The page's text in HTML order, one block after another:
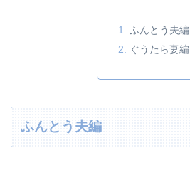
ふんとう夫編
ぐうたら妻編
ふんとう夫編